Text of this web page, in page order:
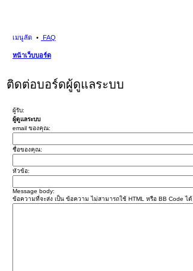
เมนูลัด FAQ
หน้าเว็บบอร์ด
ติดต่อบอร์ดผู้ดูแลระบบ
ผู้รับ:
ผู้ดูแลระบบ
email ของคุณ:
ชื่อของคุณ:
หัวข้อ:
Message body:
ข้อความที่จะส่ง เป็น ข้อความ ไม่สามารถใช้ HTML หรือ BB Code ไ